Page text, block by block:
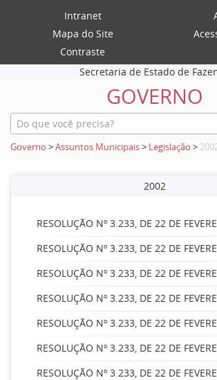
Intranet
Mapa do Site
Contraste
Secretaria de Estado de
GOVERNO
Governo >Assuntos Municipais> Legislação >
2002
RESOLUÇÃO Nº 3.233, DE 22 DE
RESOLUÇÃO Nº 3.233, DE 22 DE
RESOLUÇÃO Nº 3.233, DE 22 DE
RESOLUÇÃO Nº 3.233, DE 22 DE
RESOLUÇÃO Nº 3.233, DE 22 DE
RESOLUÇÃO Nº 3.233, DE 22 DE
RESOLUÇÃO Nº 3.233, DE 22 DE